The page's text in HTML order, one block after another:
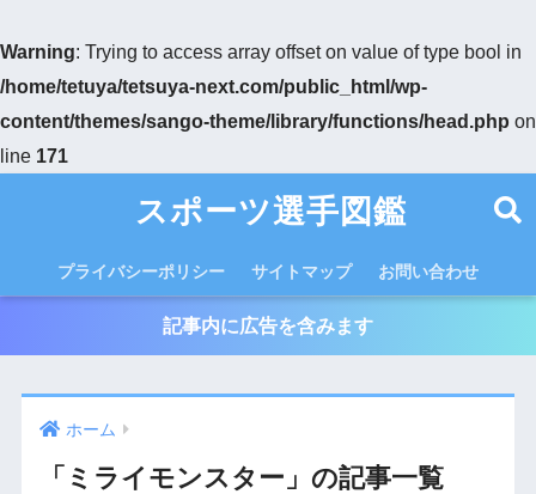
Warning: Trying to access array offset on value of type bool in
/home/tetuya/tetsuya-next.com/public_html/wp-
content/themes/sango-theme/library/functions/head.php on
line 171
スポーツ選手図鑑
プライバシーポリシー サイトマップ お問い合わせ
記事内に広告を含みます
ホーム
「ミライモンスター」の記事一覧